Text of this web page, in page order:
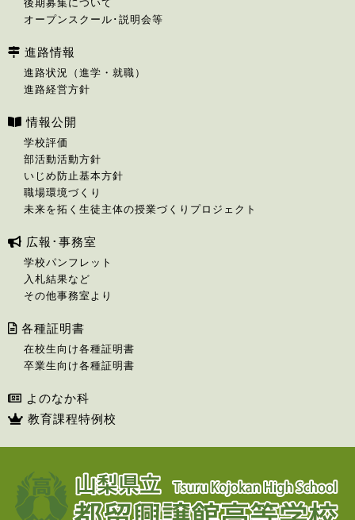
後期募集について
オープンスクール･説明会等
進路情報
進路状況（進学・就職）
進路経営方針
情報公開
学校評価
部活動活動方針
いじめ防止基本方針
職場環境づくり
未来を拓く生徒主体の授業づくりプロジェクト
広報･事務室
学校パンフレット
入札結果など
その他事務室より
各種証明書
在校生向け各種証明書
卒業生向け各種証明書
よのなか科
教育課程特例校